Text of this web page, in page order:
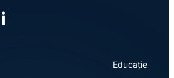
Educație